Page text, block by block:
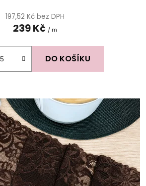
197,52 Kč bez DPH
239 Kč / m
DO KOŠÍKU